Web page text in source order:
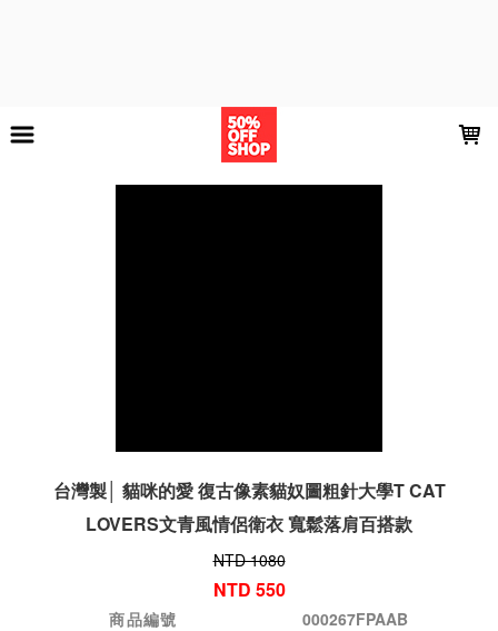
台灣製│ 貓咪的愛 復古像素貓奴圖粗針大學T CAT
LOVERS文青風情侶衛衣 寬鬆落肩百搭款
NTD 1080
NTD 550
商品編號
000267FPAAB